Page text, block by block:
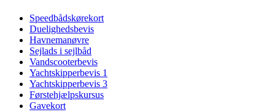
Speedbådskørekort
Duelighedsbevis
Havnemanøvre
Sejlads i sejlbåd
Vandscooterbevis
Yachtskipperbevis 1
Yachtskipperbevis 3
Førstehjælpskursus
Gavekort